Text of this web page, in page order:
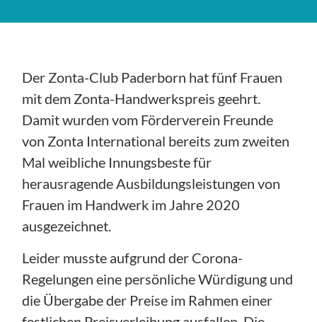
Der Zonta-Club Paderborn hat fünf Frauen
mit dem Zonta-Handwerkspreis geehrt.
Damit wurden vom Förderverein Freunde
von Zonta International bereits zum zweiten
Mal weibliche Innungsbeste für
herausragende Ausbildungsleistungen von
Frauen im Handwerk im Jahre 2020
ausgezeichnet.
Leider musste aufgrund der Corona-
Regelungen eine persönliche Würdigung und
die Übergabe der Preise im Rahmen einer